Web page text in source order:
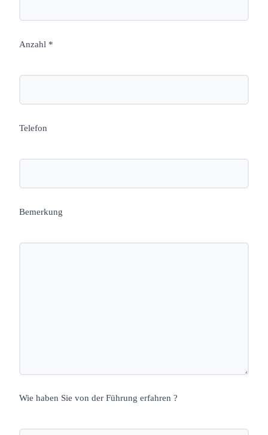
Anzahl *
Telefon
Bemerkung
Wie haben Sie von der Führung erfahren ?